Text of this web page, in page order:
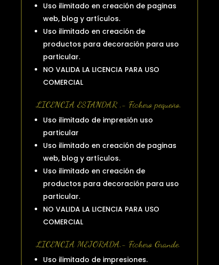
Uso ilimitado en creación de paginas
web, blog y artículos.
Uso ilimitado en creación de
productos para decoración para uso
particular.
NO VALIDA LA LICENCIA PARA USO
COMERCIAL
LICENCIA ESTANDAR .- Fichero pequeño.
Uso ilimitado de impresión uso
particular
Uso ilimitado en creación de paginas
web, blog y artículos.
Uso ilimitado en creación de
productos para decoración para uso
particular.
NO VALIDA LA LICENCIA PARA USO
COMERCIAL
LICENCIA MEJORADA.- Fichero Grande.
Uso ilimitado de impresiones.